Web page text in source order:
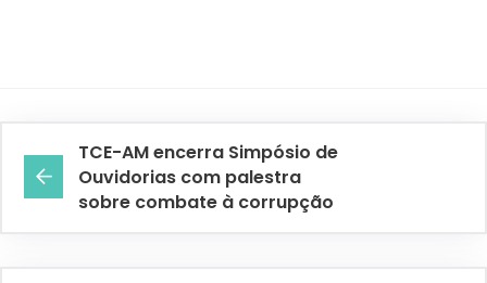
TCE-AM encerra Simpósio de
Ouvidorias com palestra
sobre combate à corrupção